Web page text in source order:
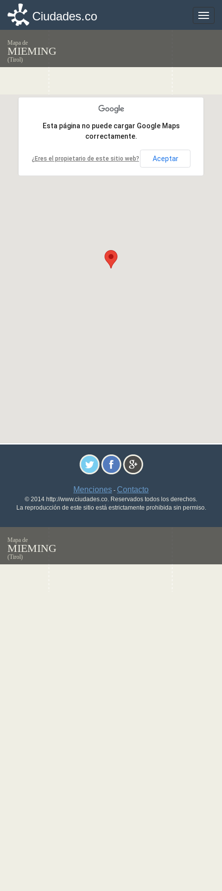
Toggle
Ciudades.co
Mapa de
MIEMING
(Tirol)
Esta página no puede cargar Google Maps
correctamente.
¿Eres el propietario de este sitio web? Aceptar
Esta página no puede cargar Google Maps
correctamente.
¿Eres el propietario de este sitio web? Aceptar
Menciones - Contacto
© 2014 http://www.ciudades.co. Reservados todos los derechos.
La reproducción de este sitio está estrictamente prohibida sin permiso.
Toggle
Ciudades.co
Mapa de
MIEMING
(Tirol)